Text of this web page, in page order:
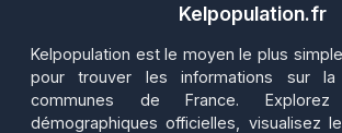
Kelpopulation.fr
Kelpopulation est le moyen le plus
pour trouver les informations sur la
communes de France.
démographiques officielles, visualisez